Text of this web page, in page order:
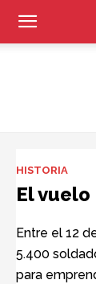
HISTORIA
El
Entre el 12
5.400
para